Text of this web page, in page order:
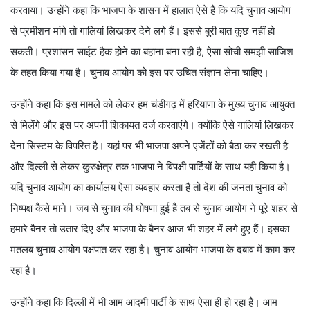
करवाया। उन्होंने कहा कि भाजपा के शासन में हालात ऐसे हैं कि यदि चुनाव आयोग
से प्रमीशन मांगे तो गालियां लिखकर देने लगे हैं। इससे बुरी बात कुछ नहीं हो
सकती। प्रशासन साईट हैक होने का बहाना बना रही है, ऐसा सोची समझी साजिश
के तहत किया गया है। चुनाव आयोग को इस पर उचित संज्ञान लेना चाहिए।
उन्होंने कहा कि इस मामले को लेकर हम चंडीगढ़ में हरियाणा के मुख्य चुनाव आयुक्त
से मिलेंगे और इस पर अपनी शिकायत दर्ज करवाएंगे। क्योंकि ऐसे गालियां लिखकर
देना सिस्टम के विपरित है। यहां पर भी भाजपा अपने एजेंटों को बैठा कर रखती है
और दिल्ली से लेकर कुरुक्षेत्र तक भाजपा ने विपक्षी पार्टियों के साथ यही किया है।
यदि चुनाव आयोग का कार्यालय ऐसा व्यवहार करता है तो देश की जनता चुनाव को
निष्पक्ष कैसे माने। जब से चुनाव की घोषणा हुई है तब से चुनाव आयोग ने पूरे शहर से
हमारे बैनर तो उतार दिए और भाजपा के बैनर आज भी शहर में लगे हुए हैं। इसका
मतलब चुनाव आयोग पक्षपात कर रहा है। चुनाव आयोग भाजपा के दबाव में काम कर
रहा है।
उन्होंने कहा कि दिल्ली में भी आम आदमी पार्टी के साथ ऐसा ही हो रहा है। आम